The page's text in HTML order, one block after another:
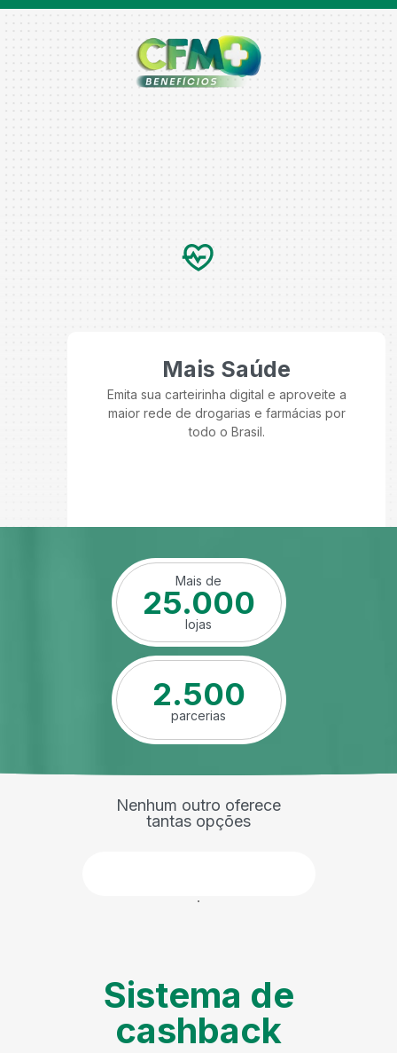
Mais Saúde
Emita sua carteirinha digital e aproveite a
maior rede de drogarias e farmácias por
todo o Brasil.
Mais de
25.000
lojas
2.500
parcerias
Nenhum outro oferece
tantas opções
Sistema de
cashback